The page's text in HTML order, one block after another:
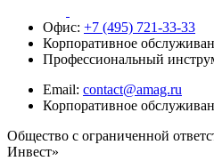
Офис: +7 (495) 721-33-33
Корпоративное
Профессиональный
Email: contact@amag.ru
Корпоративное
Общество с ограниченной
Инвест»